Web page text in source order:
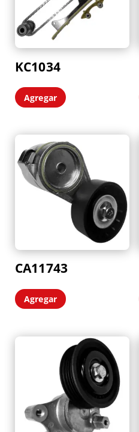
KC1034
Agregar
CA11743
Agregar